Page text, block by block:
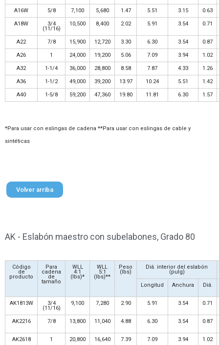
A16W 5/8 7,100 5,680 1.47 5.51 3.15 0.63
A18W 3/4
(11/16)
10,500 8,400 2.02 5.91 3.54 0.71
A22 7/8 15,900 12,720 3.30 6.30 3.54 0.87
A26 1 24,000 19,200 5.06 7.09 3.94 1.02
A32 1-1/4 36,000 28,800 8.58 7.87 4.33 1.26
A36 1-1/2 49,000 39,200 13.97 10.24 5.51 1.42
A40 1-5/8 59,200 47,360 19.80 11.81 6.30 1.57
*Para usar con eslingas de cadena **Para usar con eslingas de cable y
sintéticas
Volver arriba
AK - Eslabón maestro con subelabones, Grado 80
Código
de
producto
Para
cadena
de
tamaño
WLL
4:1
(lbs)*
WLL
5:1
(lbs)**
Peso
(lbs)
Diá. interior del eslabón
(pulg)
Longitud Anchura Diá.
AK1813W 3/4
(11/16)
9,100 7,280 2.90 5.91 3.54 0.71
AK2216 7/8 13,800 11,040 4.88 6.30 3.54 0.87
AK2618 1 20,800 16,640 7.39 7.09 3.94 1.02